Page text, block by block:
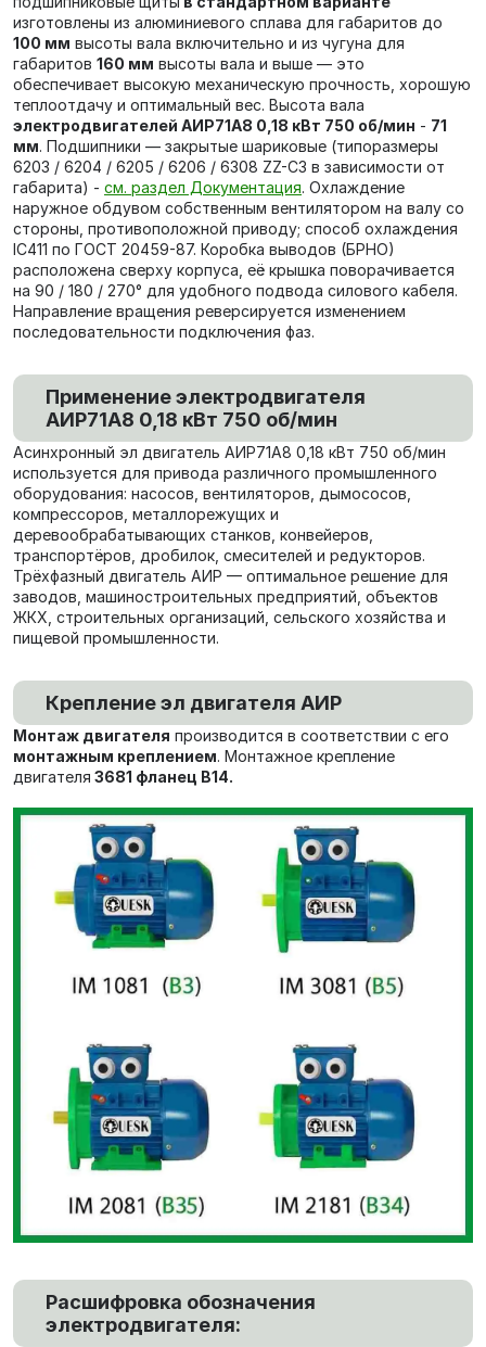
изготовлены из алюминиевого сплава для габаритов до
100 мм высоты вала включительно и из чугуна для
габаритов 160 мм высоты вала и выше — это
обеспечивает высокую механическую прочность, хорошую
теплоотдачу и оптимальный вес. Высота вала
электродвигателей АИР71А8 0,18 кВт 750 об/мин - 71
мм. Подшипники — закрытые шариковые (типоразмеры
6203 / 6204 / 6205 / 6206 / 6308 ZZ-C3 в зависимости от
габарита) - см. раздел Документация. Охлаждение
наружное обдувом собственным вентилятором на валу со
стороны, противоположной приводу; способ охлаждения
IC411 по ГОСТ 20459-87. Коробка выводов (БРНО)
расположена сверху корпуса, её крышка поворачивается
на 90 / 180 / 270° для удобного подвода силового кабеля.
Направление вращения реверсируется изменением
последовательности подключения фаз.
Применение электродвигателя
АИР71А8 0,18 кВт 750 об/мин
Асинхронный эл двигатель АИР71А8 0,18 кВт 750 об/мин
используется для привода различного промышленного
оборудования: насосов, вентиляторов, дымососов,
компрессоров, металлорежущих и
деревообрабатывающих станков, конвейеров,
транспортёров, дробилок, смесителей и редукторов.
Трёхфазный двигатель АИР — оптимальное решение для
заводов, машиностроительных предприятий, объектов
ЖКХ, строительных организаций, сельского хозяйства и
пищевой промышленности.
Крепление эл двигателя АИР
Монтаж двигателя производится в соответствии с его
монтажным креплением. Монтажное крепление
двигателя 3681 фланец В14.
Расшифровка обозначения
электродвигателя: